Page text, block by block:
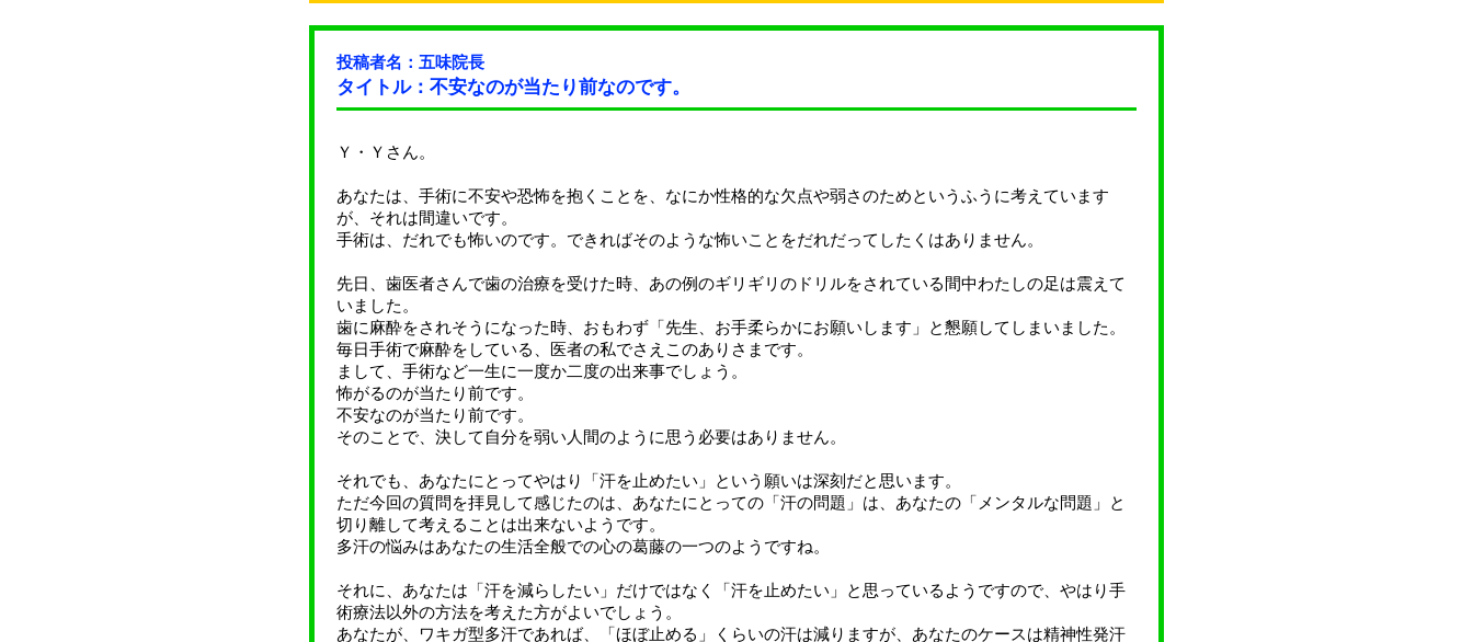
投稿者名：五味院長
タイトル：不安なのが当たり前なのです。
Ｙ・Ｙさん。
あなたは、手術に不安や恐怖を抱くことを、なにか性格的な欠点や弱さのためというふうに考えています
が、それは間違いです。
手術は、だれでも怖いのです。できればそのような怖いことをだれだってしたくはありません。
先日、歯医者さんで歯の治療を受けた時、あの例のギリギリのドリルをされている間中わたしの足は震えて
いました。
歯に麻酔をされそうになった時、おもわず「先生、お手柔らかにお願いします」と懇願してしまいました。
毎日手術で麻酔をしている、医者の私でさえこのありさまです。
まして、手術など一生に一度か二度の出来事でしょう。
怖がるのが当たり前です。
不安なのが当たり前です。
そのことで、決して自分を弱い人間のように思う必要はありません。
それでも、あなたにとってやはり「汗を止めたい」という願いは深刻だと思います。
ただ今回の質問を拝見して感じたのは、あなたにとっての「汗の問題」は、あなたの「メンタルな問題」と
切り離して考えることは出来ないようです。
多汗の悩みはあなたの生活全般での心の葛藤の一つのようですね。
それに、あなたは「汗を減らしたい」だけではなく「汗を止めたい」と思っているようですので、やはり手
術療法以外の方法を考えた方がよいでしょう。
あなたが、ワキガ型多汗であれば、「ほぼ止める」くらいの汗は減りますが、あなたのケースは精神性発汗